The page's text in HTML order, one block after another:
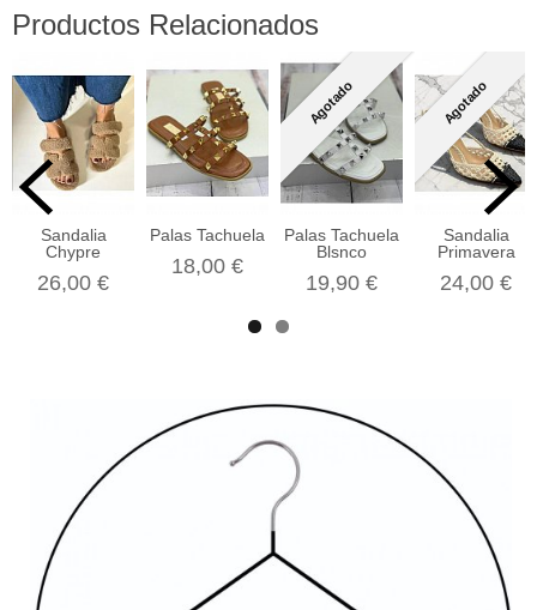
Productos Relacionados
Sandalia
Chypre
26,00 €
Palas Tachuela
18,00 €
Agotado
Palas Tachuela
Blsnco
19,90 €
Agotado
Sandalia
Primavera
24,00 €